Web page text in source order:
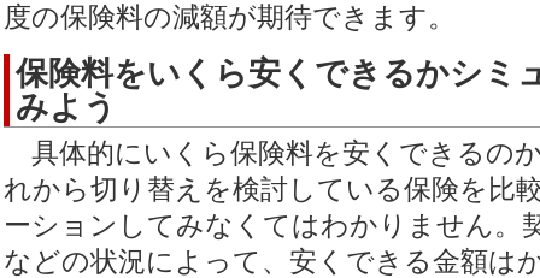
度の保険料の減額が期待できます。
保険料をいくら安くできるかシミ
みよう
具体的にいくら保険料を安くできるの
れから切り替えを検討している保険を比
ーションしてみなくてはわかりません。
などの状況によって、安くできる金額は